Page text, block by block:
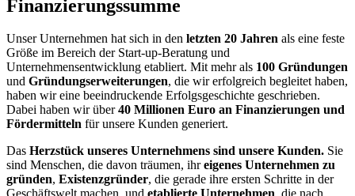
Finanzierungssumme
Unser Unternehmen hat sich in den letzten 20 Jahren als eine feste
Größe im Bereich der Start-up-Beratung und
Unternehmensentwicklung etabliert. Mit mehr als 100 Gründungen
und Gründungserweiterungen, die wir erfolgreich begleitet haben,
haben wir eine beeindruckende Erfolgsgeschichte geschrieben.
Dabei haben wir über40 Millionen Euro an Finanzierungen und
Fördermitteln für unsere Kunden generiert.
Das Herzstück unseres Unternehmens sind unsere Kunden. Sie
sind Menschen, die davon träumen, ihreigenes Unternehmen zu
gründen, Existenzgründer, die gerade ihre ersten Schritte in der